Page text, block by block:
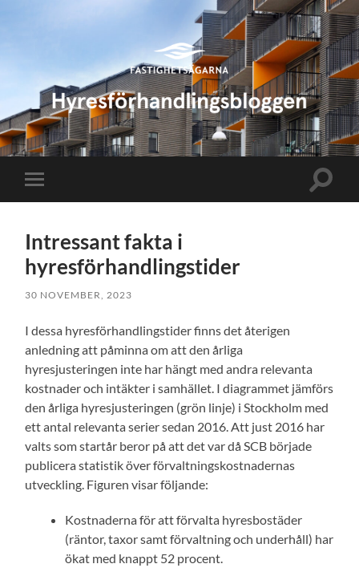
Hyresförhandlingsbloggen
Slå
på/av
Slå
Intressant fakta i
hyresförhandlingstider
30 NOVEMBER, 2023
I dessa hyresförhandlingstider finns det återigen
anledning att påminna om att den årliga
hyresjusteringen inte har hängt med andra relevanta
kostnader och intäkter i samhället. I diagrammet jämförs
den årliga hyresjusteringen (grön linje) i Stockholm med
ett antal relevanta serier sedan 2016. Att just 2016 har
valts som startår beror på att det var då SCB började
publicera statistik över förvaltningskostnadernas
utveckling. Figuren visar följande:
Kostnaderna för att förvalta hyresbostäder
(räntor, taxor samt förvaltning och underhåll) har
ökat med knappt 52 procent.